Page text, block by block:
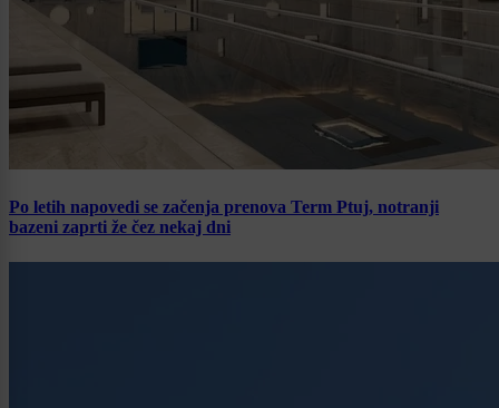
Po letih napovedi se začenja prenova Term Ptuj, notranji
bazeni zaprti že čez nekaj dni